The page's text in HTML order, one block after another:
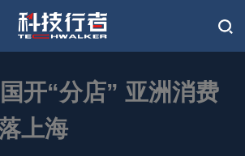
联系我们
开“分店” 亚洲消费
上海